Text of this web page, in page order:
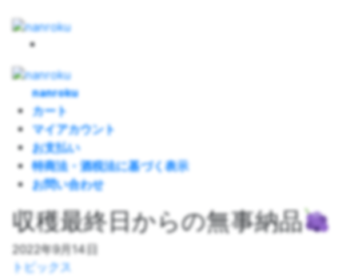
nanroku
カート
マイアカウント
お支払い
特商法・酒税法に基づく表示
お問い合わせ
収穫最終日からの無事納品
2022年9月14日2022年9月14日
トピックス